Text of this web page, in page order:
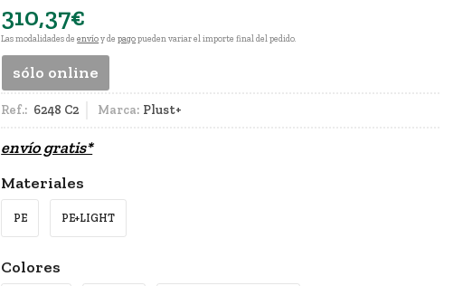
310,37€
Las modalidades deenvíoy depagopueden variar el importe final del pedido.
sólo online
Ref.: 6248 C2 Marca: Plust+
envío gratis*
Materiales
PE PE+LIGHT
Colores